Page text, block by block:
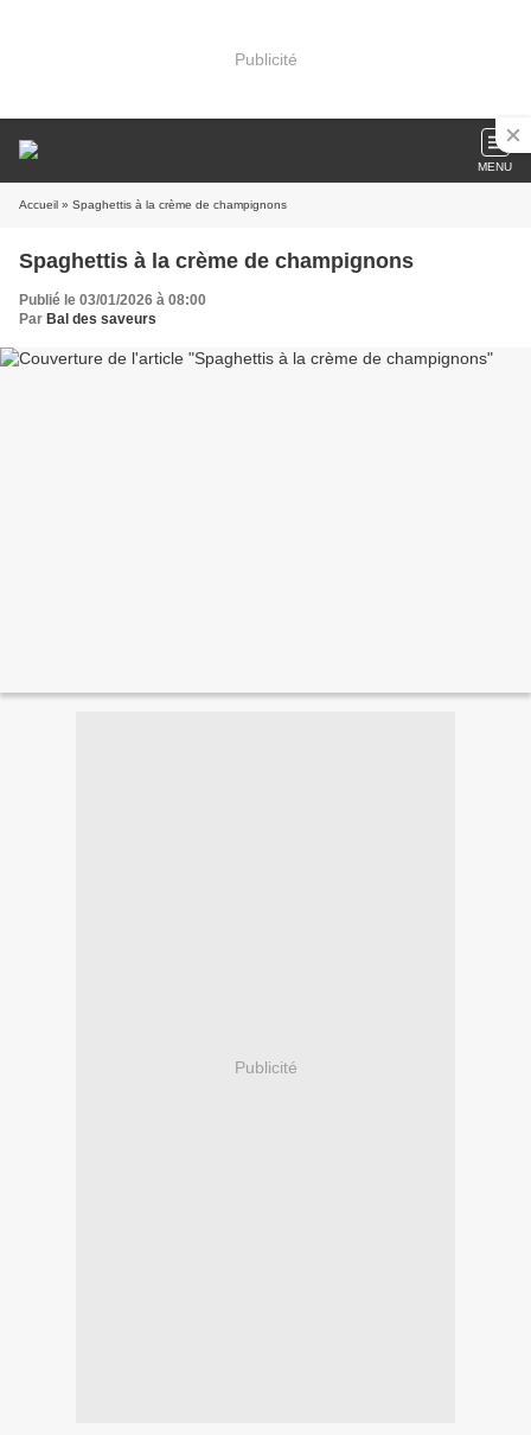
Publicité
MENU
Accueil » Spaghettis à la crème de champignons
Spaghettis à la crème de champignons
Publié le 03/01/2026 à 08:00
Par Bal des saveurs
Publicité